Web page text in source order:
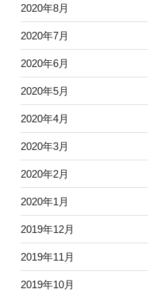
2020年8月
2020年7月
2020年6月
2020年5月
2020年4月
2020年3月
2020年2月
2020年1月
2019年12月
2019年11月
2019年10月